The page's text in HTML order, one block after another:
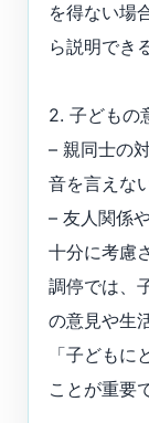
を得ない場
ら説明でき
2. 子どもの
– 親同士の
音を言えな
– 友人関係
十分に考慮
調停では、
の意見や生
「子ども
ことが重要